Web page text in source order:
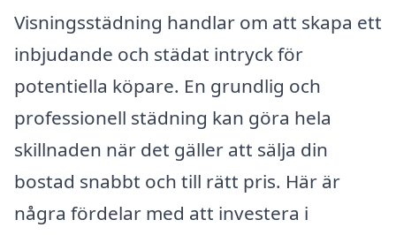
Visningsstädning handlar om att skapa ett
inbjudande och städat intryck för
potentiella köpare. En grundlig och
professionell städning kan göra hela
skillnaden när det gäller att sälja din
bostad snabbt och till rätt pris. Här är
några fördelar med att investera i